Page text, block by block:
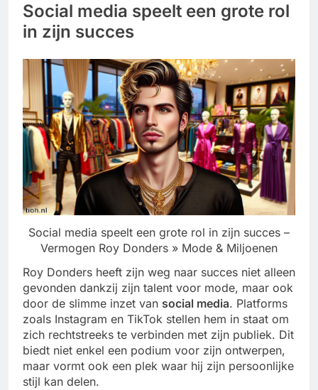
Social media speelt een grote rol
in zijn succes
Social media speelt een grote rol in zijn succes –
Vermogen Roy Donders » Mode & Miljoenen
Roy Donders heeft zijn weg naar succes niet alleen
gevonden dankzij zijn talent voor mode, maar ook
door de slimme inzet van social media. Platforms
zoals Instagram en TikTok stellen hem in staat om
zich rechtstreeks te verbinden met zijn publiek. Dit
biedt niet enkel een podium voor zijn ontwerpen,
maar vormt ook een plek waar hij zijn persoonlijke
stijl kan delen.